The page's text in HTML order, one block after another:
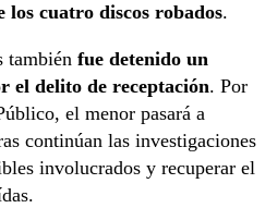
cuatro discos robados.
también fue detenido un
el delito de receptación. Por
el menor pasará a
continúan las investigaciones
involucrados y recuperar el